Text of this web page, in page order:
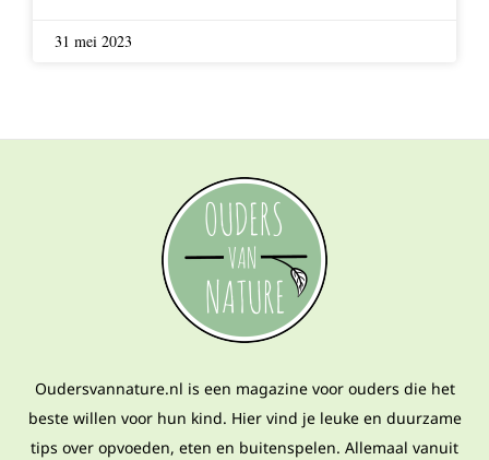
31 mei 2023
Oudersvannature.nl is een magazine voor ouders die het
beste willen voor hun kind. Hier vind je leuke en duurzame
tips over opvoeden, eten en buitenspelen. Allemaal vanuit